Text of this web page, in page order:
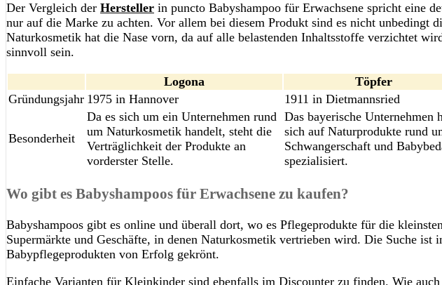
Der Vergleich der Hersteller in puncto Babyshampoo für Erwachsene spricht eine
nur auf die Marke zu achten. Vor allem bei diesem Produkt sind es nicht unbedingt
Naturkosmetik hat die Nase vorn, da auf alle belastenden Inhaltsstoffe verzichtet
sinnvoll sein.
Logona Töpfer
Gründungsjahr 1975 in Hannover 1911 in Dietmannsried
Besonderheit
Da es sich um ein Unternehmen rund
um Naturkosmetik handelt, steht die
Verträglichkeit der Produkte an
vorderster Stelle.
Das bayerische Unternehmen
sich auf Naturprodukte rund
Schwangerschaft und
spezialisiert.
Wo gibt es Babyshampoos für Erwachsene zu kaufen?
Babyshampoos gibt es online und überall dort, wo es Pflegeprodukte für die
Supermärkte und Geschäfte, in denen Naturkosmetik vertrieben wird. Die Suche ist
Babypflegeprodukten von Erfolg gekrönt.
Einfache Varianten für Kleinkinder sind ebenfalls im Discounter zu finden. Wie